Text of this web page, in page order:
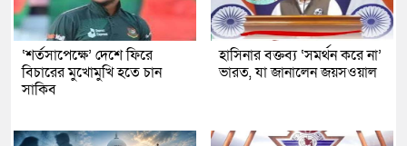
‘শর্তসাপেক্ষে’ দেশে ফিরে
বিচারের মুখোমুখি হতে চান
সাকিব
হাসিনার বক্তব্য ‘সমর্থন করে না’
ভারত, যা জানালেন জয়সওয়াল